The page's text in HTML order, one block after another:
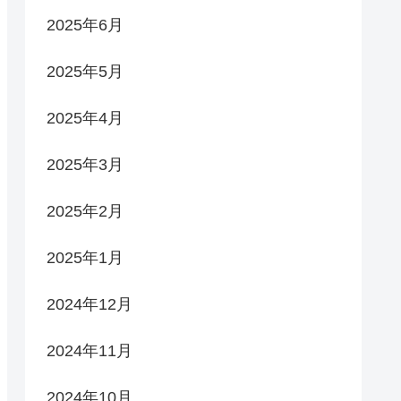
2025年6月
2025年5月
2025年4月
2025年3月
2025年2月
2025年1月
2024年12月
2024年11月
2024年10月